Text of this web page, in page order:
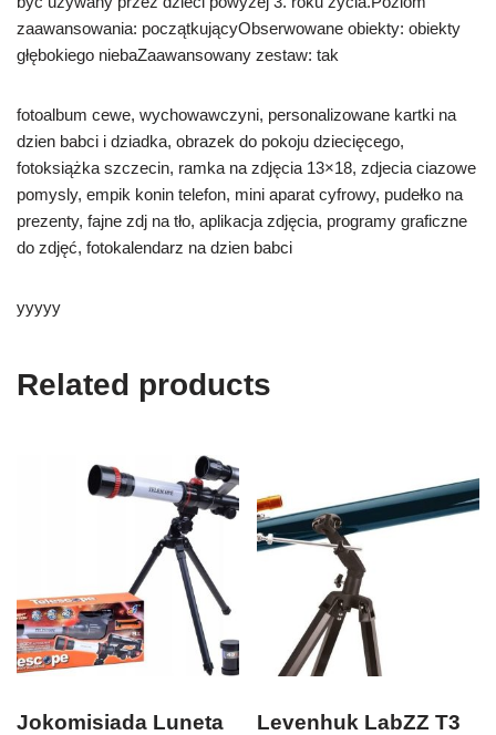
zaawansowania: początkującyObserwowane obiekty: obiekty
głębokiego niebaZaawansowany zestaw: tak
fotoalbum cewe, wychowawczyni, personalizowane kartki na
dzien babci i dziadka, obrazek do pokoju dziecięcego,
fotoksiążka szczecin, ramka na zdjęcia 13×18, zdjecia ciazowe
pomysly, empik konin telefon, mini aparat cyfrowy, pudełko na
prezenty, fajne zdj na tło, aplikacja zdjęcia, programy graficzne
do zdjęć, fotokalendarz na dzien babci
yyyyy
Related products
Jokomisiada Luneta
Levenhuk LabZZ T3